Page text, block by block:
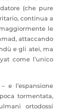
(che pure
continua a
le
attaccando
e gli atei, ma
come l’unico
e l’espansione
tormentata,
ortodossi